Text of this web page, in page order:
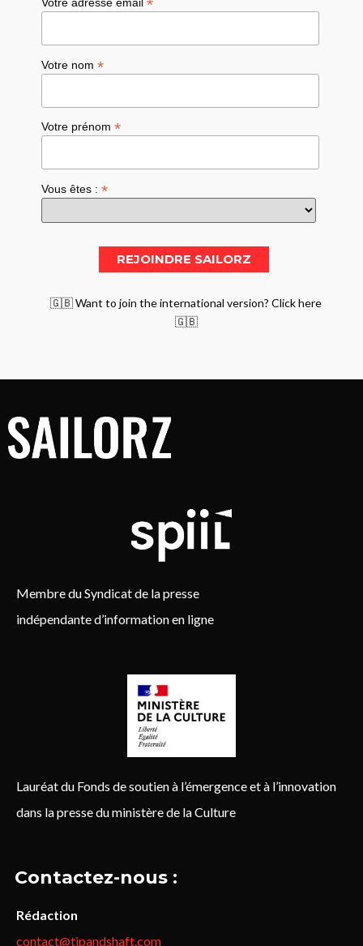
*
Votre nom*
Votre prénom*
Vous êtes :*
🇬🇧 Want to join the international version? Click here
🇬🇧
Membre du Syndicat de la presse
indépendante d’information en ligne
Lauréat du Fonds de soutien à l’émergence et à l’innovation
dans la presse du ministère de la Culture
Contactez-nous :
Rédaction
contact@tipandshaft.com